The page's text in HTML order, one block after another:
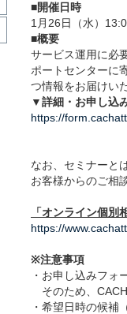
■開催日時
1月26日（水）
■概要
サービス運用に必
ポートセンターに
つ情報をお届けい
▼詳細・お申し込
https://
なお、セミナーと
お客様からのご相
「オンライン個別
https://
※注意事項
・お申し込みフォ
そのため、
・希望日時の候補